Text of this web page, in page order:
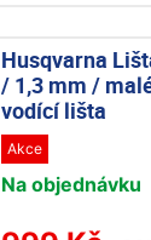
Husqvarna
/ 1,3 mm /
vodící lišta
Akce
Na objednávku